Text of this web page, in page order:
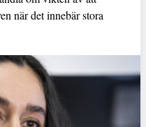
när det innebär stora